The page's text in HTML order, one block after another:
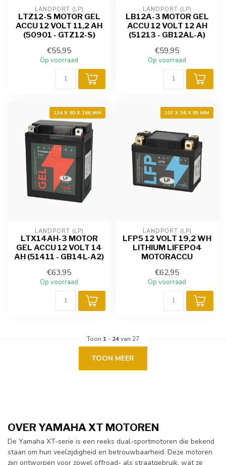
LANDPORT (LP)
LTZ12-S MOTOR GEL
ACCU 12 VOLT 11,2 AH
(50901 - GTZ12-S)
€55,95
Op voorraad
LANDPORT (LP)
LB12A-3 MOTOR GEL
ACCU 12 VOLT 12 AH
(51213 - GB12AL-A)
€59,95
Op voorraad
134 X 90 X 166 MM
LANDPORT (LP)
LTX14AH-3 MOTOR
GEL ACCU 12 VOLT 14
AH (51411 - GB14L-A2)
€63,95
Op voorraad
107 X 56 X 85 MM
LANDPORT (LP)
LFP5 12 VOLT 19,2 WH
LITHIUM LIFEPO4
MOTORACCU
€62,95
Op voorraad
Toon 1 - 24van 27
TOON MEER
OVER YAMAHA XT MOTOREN
De Yamaha XT-serie is een reeks dual-sportmotoren die bekend
staan om hun veelzijdigheid en betrouwbaarheid. Deze motoren
zijn ontworpen voor zowel offroad- als straatgebruik, wat ze